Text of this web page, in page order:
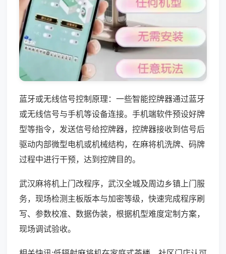
蓝牙或无线信号控制原理：一些智能控牌器通过蓝牙
或无线信号与手机等设备连接。手机端软件预设好牌
型等指令，发送信号给控牌器，控牌器接收到信号后
驱动内部微型电机或机械结构，在麻将机洗牌、码牌
过程中进行干预，达到控牌目的。
武汉麻将机上门改程序，武汉全城及周边乡镇上门服
务，现场检测主板版本与加密等级，快速完成程序刷
写、参数校准、数据伪装，根据机型难度定制方案，
现场调试验收。